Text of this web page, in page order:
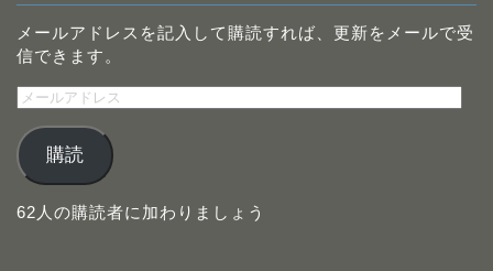
メールアドレスを記入して購読すれば、更新をメールで受
信できます。
メ
ル
ア
ド
レ
購読
62人の購読者に加わりましょう